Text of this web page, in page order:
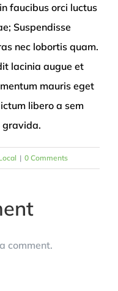
faucibus orci luctus
Suspendisse
nec lobortis quam.
lacinia augue et
mauris eget
libero a sem
gravida.
| 0 Comments
comment.